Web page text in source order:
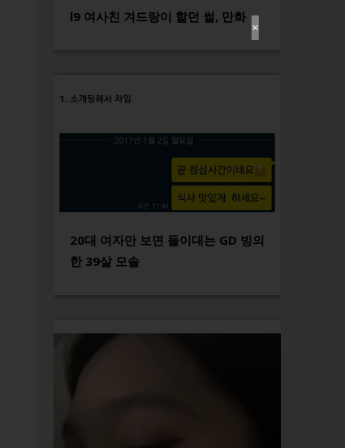
✕
l9 여사친 겨드랑이 핥던 썰, 만화
20대 여자만 보면 들이대는 GD 빙의
한 39살 모솔